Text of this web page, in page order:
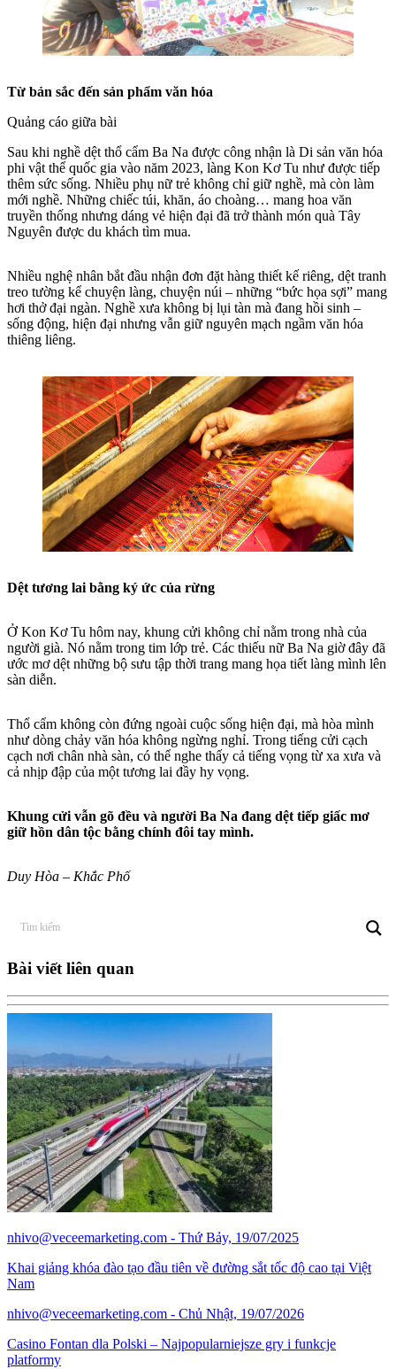
Từ bản sắc đến sản phẩm văn hóa
Quảng cáo giữa bài
Sau khi nghề dệt thổ cẩm Ba Na được công nhận là Di sản văn hóa
phi vật thể quốc gia vào năm 2023, làng Kon Kơ Tu như được tiếp
thêm sức sống. Nhiều phụ nữ trẻ không chỉ giữ nghề, mà còn làm
mới nghề. Những chiếc túi, khăn, áo choàng… mang hoa văn
truyền thống nhưng dáng vẻ hiện đại đã trở thành món quà Tây
Nguyên được du khách tìm mua.
Nhiều nghệ nhân bắt đầu nhận đơn đặt hàng thiết kế riêng, dệt tranh
treo tường kể chuyện làng, chuyện núi – những “bức họa sợi” mang
hơi thở đại ngàn. Nghề xưa không bị lụi tàn mà đang hồi sinh –
sống động, hiện đại nhưng vẫn giữ nguyên mạch ngầm văn hóa
thiêng liêng.
Dệt tương lai bằng ký ức của rừng
Ở Kon Kơ Tu hôm nay, khung cửi không chỉ nằm trong nhà của
người già. Nó nằm trong tim lớp trẻ. Các thiếu nữ Ba Na giờ đây đã
ước mơ dệt những bộ sưu tập thời trang mang họa tiết làng mình lên
sàn diễn.
Thổ cẩm không còn đứng ngoài cuộc sống hiện đại, mà hòa mình
như dòng chảy văn hóa không ngừng nghỉ. Trong tiếng cửi cạch
cạch nơi chân nhà sàn, có thể nghe thấy cả tiếng vọng từ xa xưa và
cả nhịp đập của một tương lai đầy hy vọng.
Khung cửi vẫn gõ đều và người Ba Na đang dệt tiếp giấc mơ
giữ hồn dân tộc bằng chính đôi tay mình.
Duy Hòa – Khắc Phố
Bài viết liên quan
nhivo@veceemarketing.com - Thứ Bảy, 19/07/2025
Khai giảng khóa đào tạo đầu tiên về đường sắt tốc độ cao tại Việt
Nam
nhivo@veceemarketing.com - Chủ Nhật, 19/07/2026
Casino Fontan dla Polski – Najpopularniejsze gry i funkcje
platformy